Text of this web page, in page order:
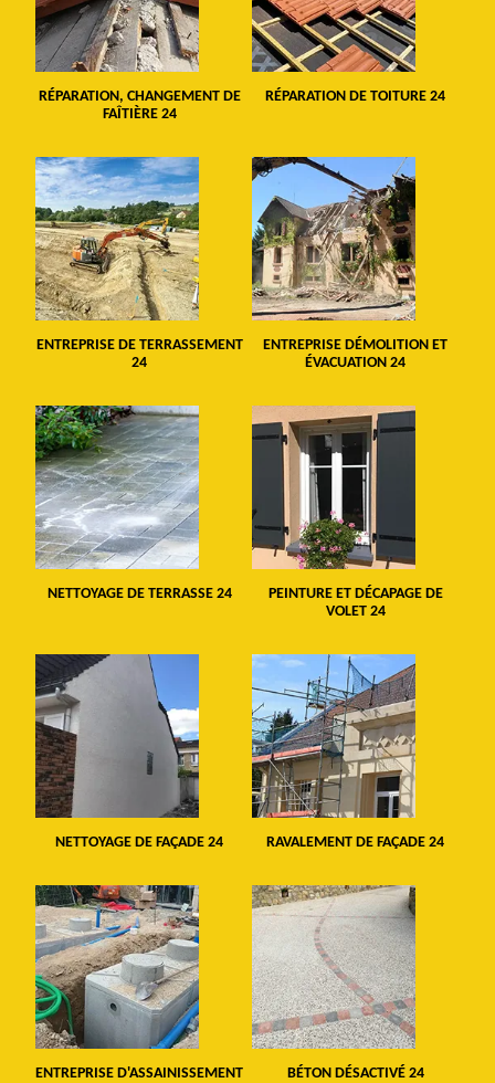
RÉPARATION, CHANGEMENT DE
FAÎTIÈRE 24
RÉPARATION DE TOITURE 24
ENTREPRISE DE TERRASSEMENT
24
ENTREPRISE DÉMOLITION ET
ÉVACUATION 24
NETTOYAGE DE TERRASSE 24
PEINTURE ET DÉCAPAGE DE
VOLET 24
NETTOYAGE DE FAÇADE 24 RAVALEMENT DE FAÇADE 24
ENTREPRISE D'ASSAINISSEMENT BÉTON DÉSACTIVÉ 24